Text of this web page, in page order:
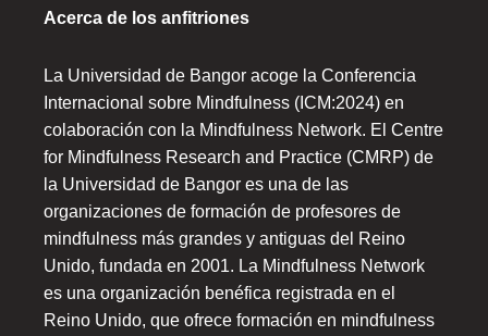
Acerca de los anfitriones
La Universidad de Bangor acoge la Conferencia
Internacional sobre Mindfulness (ICM:2024) en
colaboración con la Mindfulness Network. El Centre
for Mindfulness Research and Practice (CMRP) de
la Universidad de Bangor es una de las
organizaciones de formación de profesores de
mindfulness más grandes y antiguas del Reino
Unido, fundada en 2001. La Mindfulness Network
es una organización benéfica registrada en el
Reino Unido, que ofrece formación en mindfulness